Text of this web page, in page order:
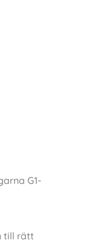
G1-
till rätt